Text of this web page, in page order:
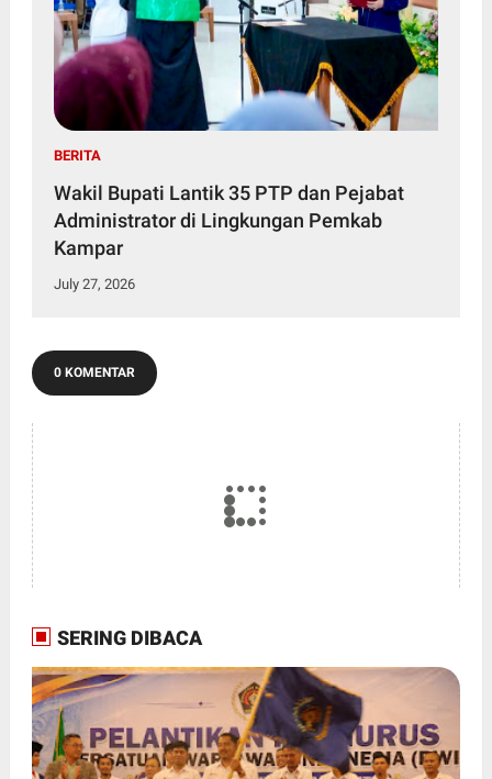
BERITA
Wakil Bupati Lantik 35 PTP dan Pejabat
Administrator di Lingkungan Pemkab
Kampar
July 27, 2026
0 KOMENTAR
SERING DIBACA